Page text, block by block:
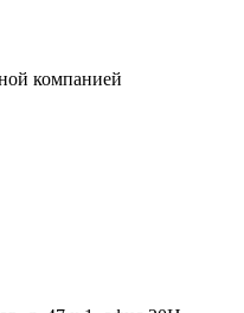
компанией